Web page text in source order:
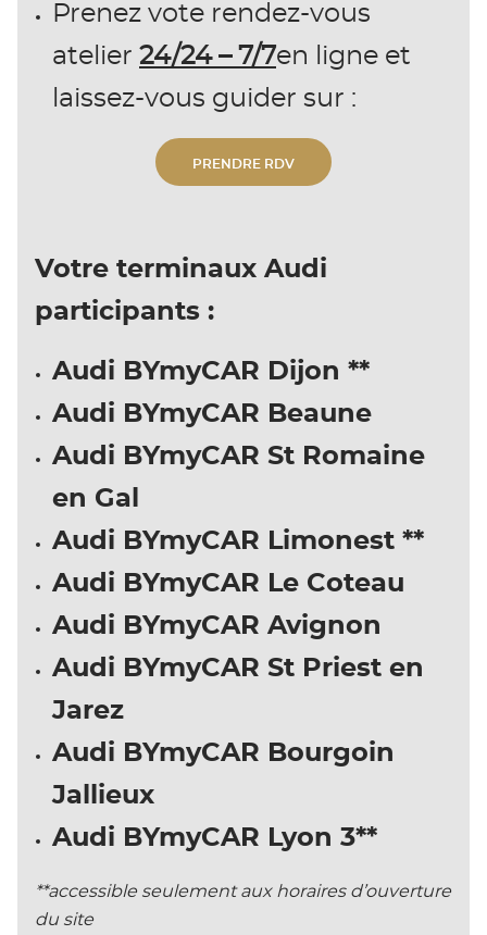
Prenez vote rendez-vous
atelier 24/24 – 7/7en ligne et
laissez-vous guider sur :
PRENDRE RDV
Votre terminaux Audi
participants :
Audi BYmyCAR Dijon **
Audi BYmyCAR Beaune
Audi BYmyCAR St Romaine
en Gal
Audi BYmyCAR Limonest **
Audi BYmyCAR Le Coteau
Audi BYmyCAR Avignon
Audi BYmyCAR St Priest en
Jarez
Audi BYmyCAR Bourgoin
Jallieux
Audi BYmyCAR Lyon 3**
**accessible seulement aux horaires d’ouverture
du site